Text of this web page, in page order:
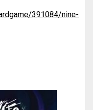
391084/nine-